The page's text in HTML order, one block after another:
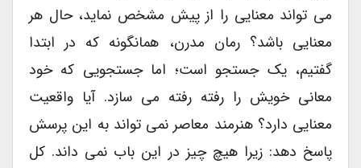
می تواند معنایی را از پیش مشخص نماید، حال هر
معنایی باشد؟ رمان مدرن، همانگونه که در ابتدا
گفتیم، یک جستجو است؛ اما جستجویی که خود
معانی خویش را رفته رفته می سازد. آیا واقعیت
معنایی دارد؟ هنرمند معاصر نمی تواند به این پرسش
پاسخ دهد: زیرا هیچ چیز در این باب نمی داند. کل